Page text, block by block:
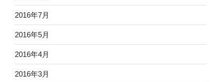
2016年7月
2016年5月
2016年4月
2016年3月